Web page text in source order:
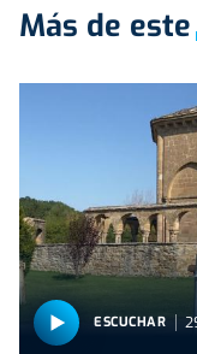
Más de
ESCUCHAR